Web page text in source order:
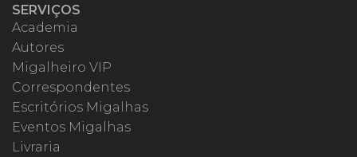
SERVIÇOS
Academia
Autores
Migalheiro VIP
Correspondentes
Escritórios Migalhas
Eventos Migalhas
Livraria